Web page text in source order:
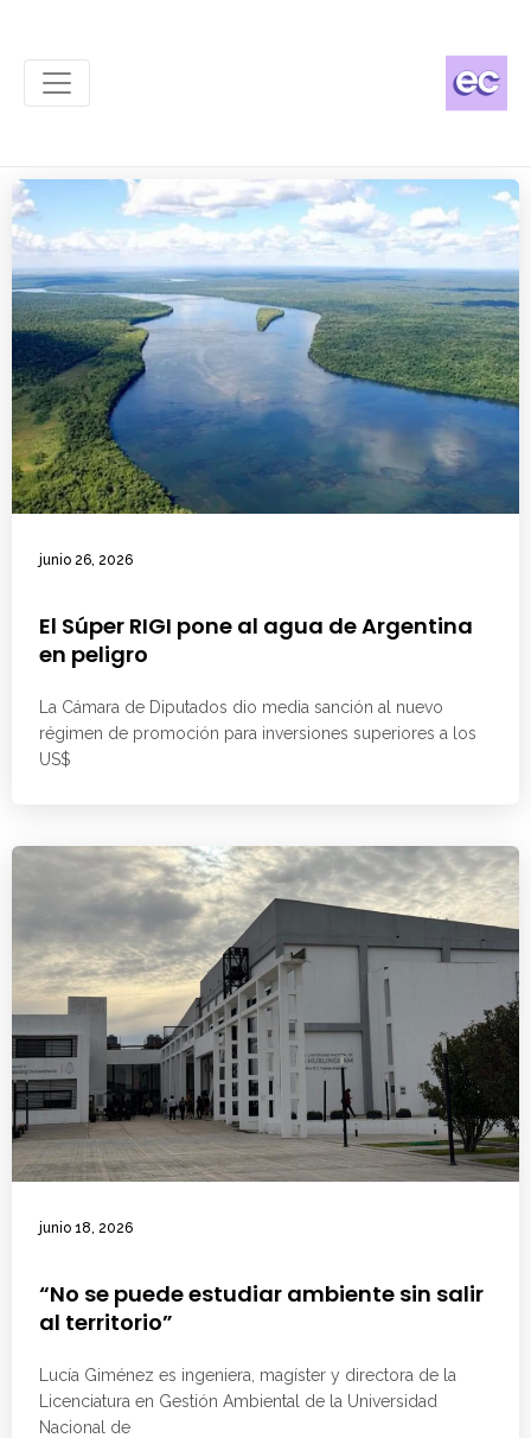
junio 26, 2026
El Súper RIGI pone al agua de Argentina
en peligro
La Cámara de Diputados dio media sanción al nuevo
régimen de promoción para inversiones superiores a los
US$
junio 18, 2026
“No se puede estudiar ambiente sin salir
al territorio”
Lucía Giménez es ingeniera, magíster y directora de la
Licenciatura en Gestión Ambiental de la Universidad
Nacional de